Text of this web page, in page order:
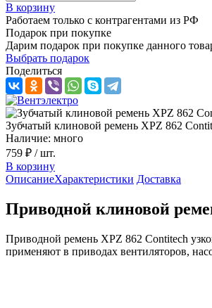
В корзину
Работаем только с контрагентами из РФ
Подарок при покупке
Дарим подарок при покупке данного
Выбрать подарок
Поделиться
Зубчатый клиновой ремень XPZ 862
Наличие: много
759 ₽ / шт.
В корзину
ОписаниеХарактеристики Доставка
Приводной клиновой
Приводной ремень XPZ 862 Contitech
применяют в приводах вентиляторов,